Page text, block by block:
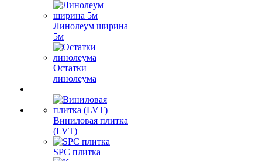
Линолеум ширина
5м
Остатки
линолеума
Виниловая плитка
(LVT)
SPC плитка